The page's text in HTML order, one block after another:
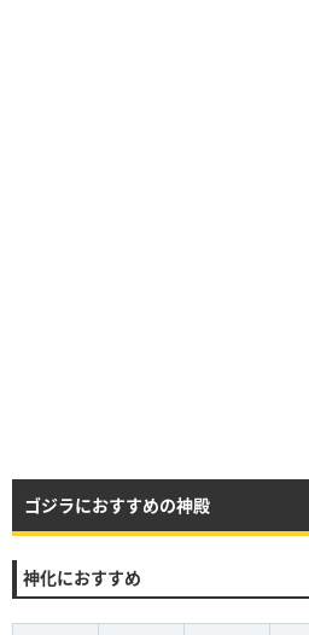
ゴジラにおすすめの神殿
神化におすすめ